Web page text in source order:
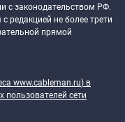
с законодательством РФ.
редакцией не более трети
прямой
www.cableman.ru) в
сети